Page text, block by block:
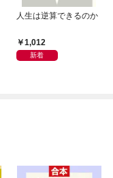
人生は逆算できるのか
1,012
新着